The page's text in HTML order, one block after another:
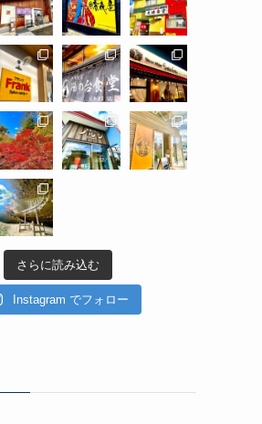
さらに読み込む
Instagram でフォロー